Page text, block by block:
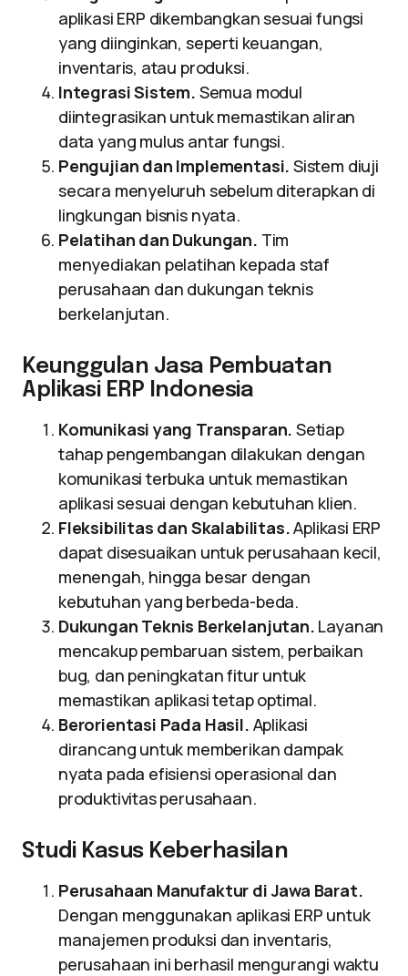
aplikasi ERP dikembangkan sesuai fungsi
yang diinginkan, seperti keuangan,
inventaris, atau produksi.
Integrasi Sistem. Semua modul
diintegrasikan untuk memastikan aliran
data yang mulus antar fungsi.
Pengujian dan Implementasi. Sistem diuji
secara menyeluruh sebelum diterapkan di
lingkungan bisnis nyata.
Pelatihan dan Dukungan. Tim
menyediakan pelatihan kepada staf
perusahaan dan dukungan teknis
berkelanjutan.
Keunggulan Jasa Pembuatan
Aplikasi ERP Indonesia
Komunikasi yang Transparan. Setiap
tahap pengembangan dilakukan dengan
komunikasi terbuka untuk memastikan
aplikasi sesuai dengan kebutuhan klien.
Fleksibilitas dan Skalabilitas.Aplikasi ERP
dapat disesuaikan untuk perusahaan kecil,
menengah, hingga besar dengan
kebutuhan yang berbeda-beda.
Dukungan Teknis Berkelanjutan. Layanan
mencakup pembaruan sistem, perbaikan
bug, dan peningkatan fitur untuk
memastikan aplikasi tetap optimal.
Berorientasi Pada Hasil. Aplikasi
dirancang untuk memberikan dampak
nyata pada efisiensi operasional dan
produktivitas perusahaan.
Studi Kasus Keberhasilan
Perusahaan Manufaktur di Jawa Barat.
Dengan menggunakan aplikasi ERP untuk
manajemen produksi dan inventaris,
perusahaan ini berhasil mengurangi waktu